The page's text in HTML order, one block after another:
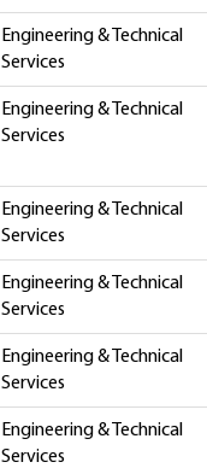
Engineering & Technical
Services
Engineering & Technical
Services
Engineering & Technical
Services
Engineering & Technical
Services
Engineering & Technical
Services
Engineering & Technical
Services